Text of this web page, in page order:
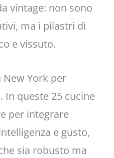
vintage: non sono
ma i pilastri di
e vissuto.
York per
In queste 25 cucine
per integrare
e gusto,
sia robusto ma